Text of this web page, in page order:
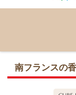
The
南フランスの